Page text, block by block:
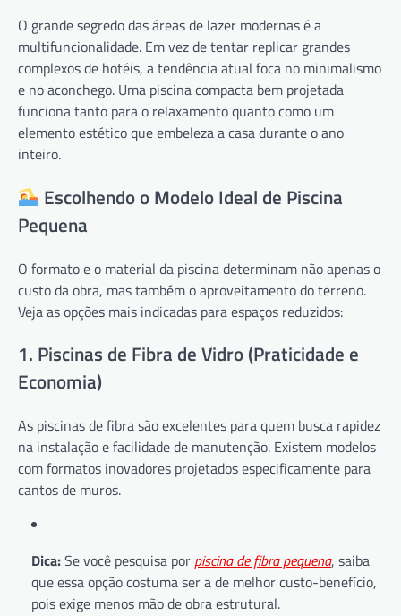
O grande segredo das áreas de lazer modernas é a
multifuncionalidade. Em vez de tentar replicar grandes
complexos de hotéis, a tendência atual foca no minimalismo
e no aconchego. Uma piscina compacta bem projetada
funciona tanto para o relaxamento quanto como um
elemento estético que embeleza a casa durante o ano
inteiro.
Escolhendo o Modelo Ideal de Piscina
Pequena
O formato e o material da piscina determinam não apenas o
custo da obra, mas também o aproveitamento do terreno.
Veja as opções mais indicadas para espaços reduzidos:
1. Piscinas de Fibra de Vidro (Praticidade e
Economia)
As piscinas de fibra são excelentes para quem busca rapidez
na instalação e facilidade de manutenção. Existem modelos
com formatos inovadores projetados especificamente para
cantos de muros.
Dica:Se você pesquisa por piscina de fibra pequena, saiba
que essa opção costuma ser a de melhor custo-benefício,
pois exige menos mão de obra estrutural.